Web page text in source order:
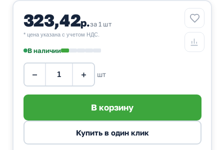
323,42р.за 1 шт
* цена указана с учетом НДС.
В наличии
− + шт